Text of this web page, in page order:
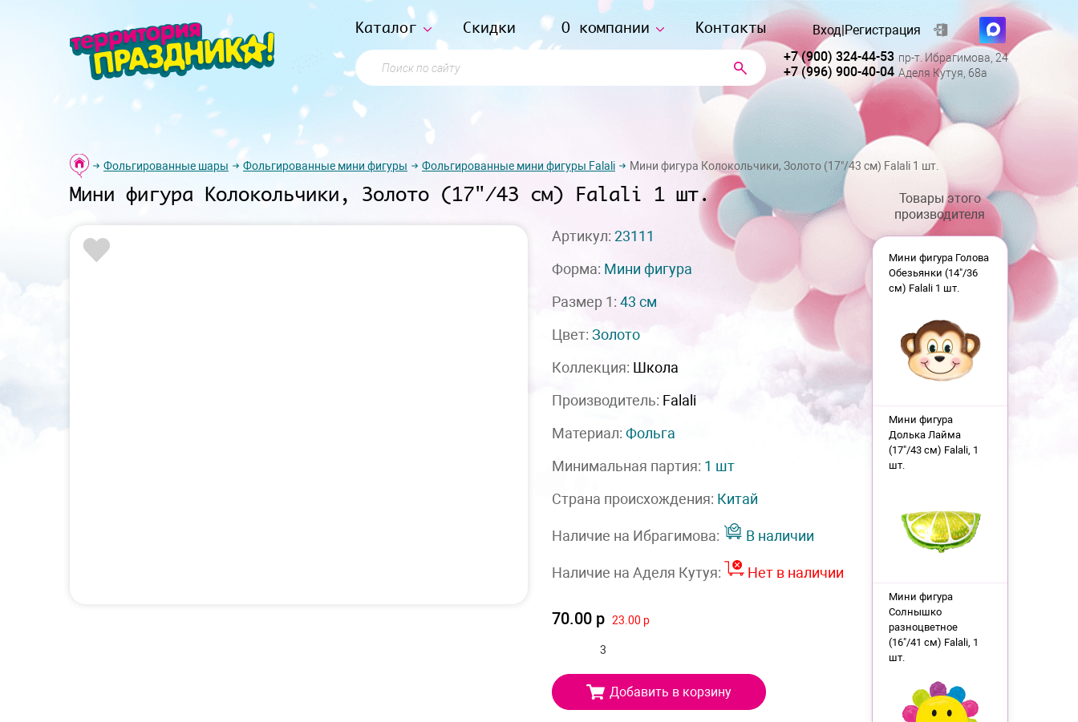
Каталог Скидки О компании Контакты
Поиск по сайту
Вход|Регистрация
+7 (900) 324-44-53 пр-т. Ибрагимова, 24
+7 (996) 900-40-04 Аделя Кутуя, 68а
Фольгированные шары Фольгированные мини фигуры Фольгированные мини фигуры Falali Мини фигура Колокольчики, Золото (17"/43 см) Falali 1 шт.
Мини фигура Колокольчики, Золото (17"/43 см) Falali 1 шт.
Артикул: 23111
Форма: Мини фигура
Размер 1: 43 см
Цвет: Золото
Коллекция: Школа
Производитель: Falali
Материал: Фольга
Минимальная партия: 1 шт
Страна происхождения: Китай
Наличие на Ибрагимова: В наличии
Наличие на Аделя Кутуя: Нет в наличии
70.00 р 23.00 р
Добавить в корзину
Товары этого
производителя
Мини фигура Голова
Обезьянки (14"/36
см) Falali 1 шт.
Мини фигура
Долька Лайма
(17"/43 см) Falali, 1
шт.
Мини фигура
Солнышко
разноцветное
(16"/41 см) Falali, 1
шт.